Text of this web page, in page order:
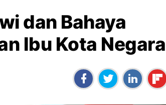
dan Bahaya
Ibu Kota Negara